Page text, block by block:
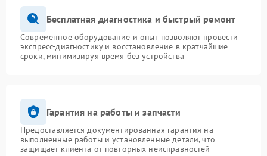
Бесплатная диагностика и быстрый ремонт
Современное оборудование и опыт позволяют провести
экспресс-диагностику и восстановление в кратчайшие
сроки, минимизируя время без устройства
Гарантия на работы и запчасти
Предоставляется документированная гарантия на
выполненные работы и установленные детали, что
защищает клиента от повторных неисправностей